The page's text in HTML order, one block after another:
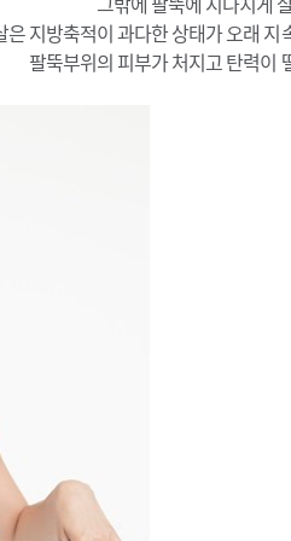
은 지방축적이 과다한 상태가 오래
팔뚝부위의 피부가 처지고 탄력이